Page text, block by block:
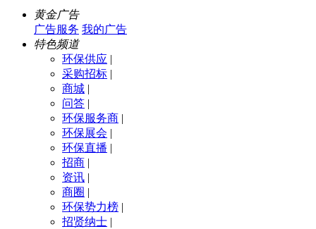
黄金广告
广告服务 我的广告
特色频道
环保供应 |
采购招标 |
商城 |
问答 |
环保服务商 |
环保展会 |
环保直播 |
招商 |
资讯 |
商圈 |
环保势力榜 |
招贤纳士 |